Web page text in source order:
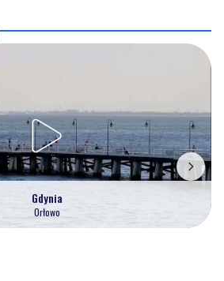
Gdynia
Orłowo